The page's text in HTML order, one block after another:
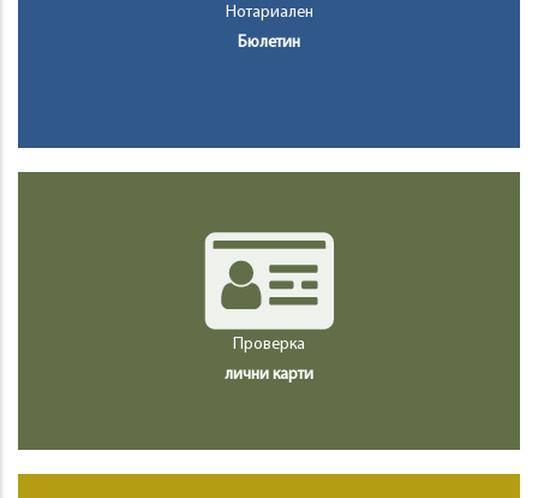
Нотариален
Бюлетин
Проверка
лични карти